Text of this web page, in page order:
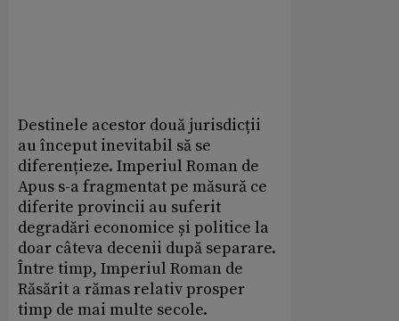
Destinele acestor două jurisdicții
au început inevitabil să se
diferențieze. Imperiul Roman de
Apus s-a fragmentat pe măsură ce
diferite provincii au suferit
degradări economice și politice la
doar câteva decenii după separare.
Între timp, Imperiul Roman de
Răsărit a rămas relativ prosper
timp de mai multe secole.